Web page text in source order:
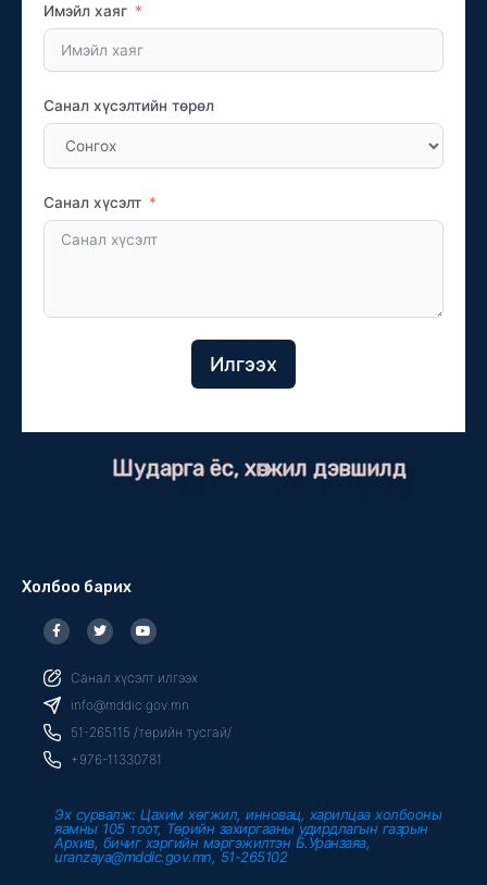
Имэйл хаяг
Санал хүсэлтийн төрөл
Санал хүсэлт
Илгээх
Шударга ёс, хөгжил дэвшилд
Холбоо барих
F
a
c
b
o
o
k
f
T
w
i
t
r
Y
o
u
u
e
Санал хүсэлт илгээх
info@mddic.gov.mn
51-265115 /төрийн тусгай/
+976-11330781
Эх сурвалж: Цахим хөгжил, инновац, харилцаа холбооны
яамны 105 тоот, Төрийн захиргааны удирдлагын газрын
Архив, бичиг хэргийн мэргэжилтэн Б.Уранзаяа,
uranzaya@mddic.gov.mn, 51-265102